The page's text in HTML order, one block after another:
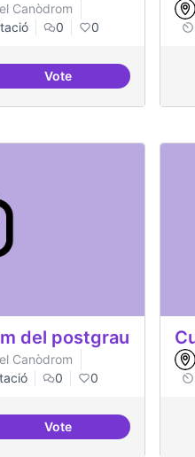
Canòdrom
0 0
VoteOferta formativa
del postgrau
Canòdrom
0 0
VoteDefinició del